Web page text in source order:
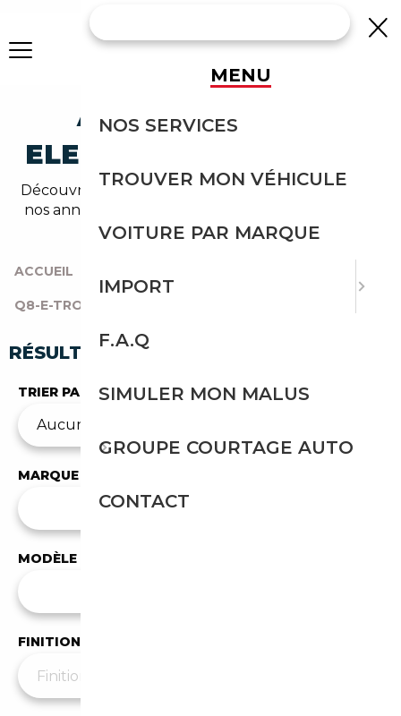
AUDI Q8-E-TRON
ELECTRIQUE OCCASION
Découvrez un large choix de audi electrique dans
nos annonces de q8-e-tron. Un import sans effort
avec Courtage Auto.
ACCUEIL
Q8-E-TRON
RÉSULTATS DE VOTRE RECHERCHE
TRIER PAR
MARQUE
Audi
MODÈLE
FINITION
MENU
NOS SERVICES
TROUVER MON VÉHICULE
VOITURE PAR MARQUE
IMPORT
F.A.Q
SIMULER MON MALUS
GROUPE COURTAGE AUTO
CONTACT